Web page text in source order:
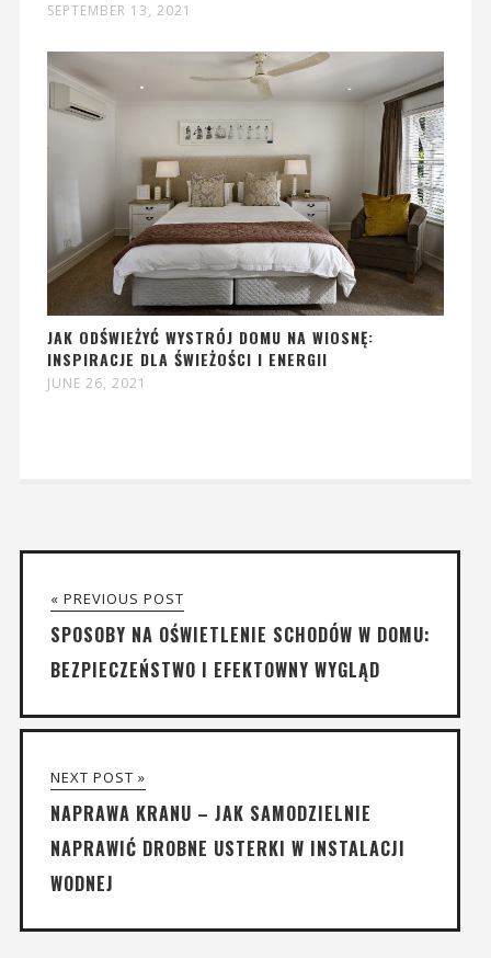
SEPTEMBER 13, 2021
JAK ODŚWIEŻYĆ WYSTRÓJ DOMU NA WIOSNĘ:
INSPIRACJE DLA ŚWIEŻOŚCI I ENERGII
JUNE 26, 2021
« PREVIOUS POST
SPOSOBY NA OŚWIETLENIE SCHODÓW W DOMU:
BEZPIECZEŃSTWO I EFEKTOWNY WYGLĄD
NEXT POST »
NAPRAWA KRANU – JAK SAMODZIELNIE
NAPRAWIĆ DROBNE USTERKI W INSTALACJI
WODNEJ